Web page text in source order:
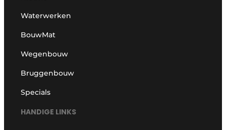
Waterwerken
BouwMat
Wegenbouw
Bruggenbouw
Specials
HANDIGE LINKS